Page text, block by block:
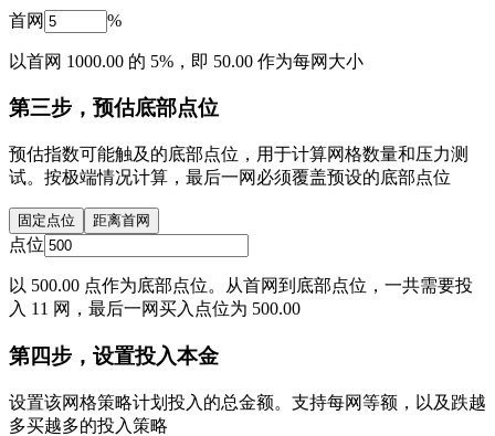
首网 %
以首网 1000.00 的 5%，即 50.00 作为每网大小
第三步，预估底部点位
预估指数可能触及的底部点位，用于计算网格数量和压力测
试。按极端情况计算，最后一网必须覆盖预设的底部点位
固定点位 距离首网
点位
以 500.00 点作为底部点位。从首网到底部点位，一共需要投
入 11 网，最后一网买入点位为 500.00
第四步，设置投入本金
设置该网格策略计划投入的总金额。支持每网等额，以及跌越
多买越多的投入策略